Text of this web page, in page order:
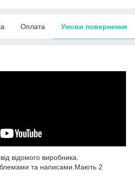
Оплата Умови повернення
відомого виробника.
та написами.Мають 2